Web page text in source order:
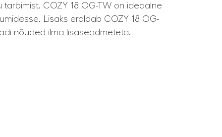
COZY 18 OG-TW on ideaalne
Lisaks eraldab COZY 18 OG-
nõuded ilma lisaseadmeteta.